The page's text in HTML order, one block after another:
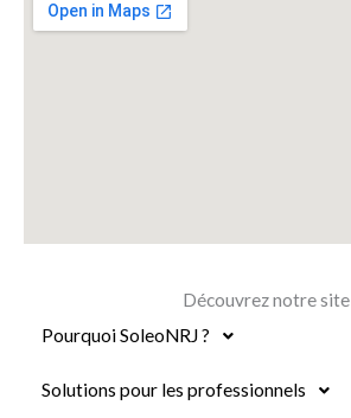
Découvrez notre site
Pourquoi SoleoNRJ ?
Solutions pour les professionnels